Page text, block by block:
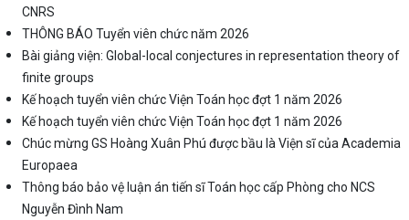
CNRS
THÔNG BÁO Tuyển viên chức năm 2026
Bài giảng viện: Global-local conjectures in representation theory of
finite groups
Kế hoạch tuyển viên chức Viện Toán học đợt 1 năm 2026
Kế hoạch tuyển viên chức Viện Toán học đợt 1 năm 2026
Chúc mừng GS Hoàng Xuân Phú được bầu là Viện sĩ của Academia
Europaea
Thông báo bảo vệ luận án tiến sĩ Toán học cấp Phòng cho NCS
Nguyễn Đình Nam